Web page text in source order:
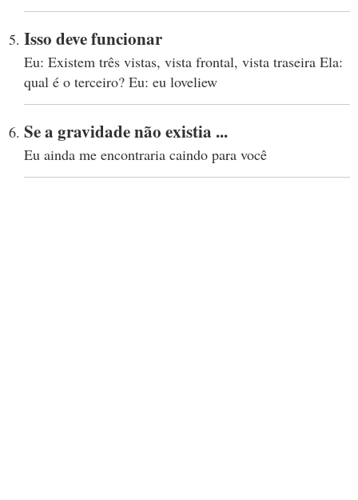
Isso deve funcionar
Eu: Existem três vistas, vista frontal, vista traseira Ela:
qual é o terceiro? Eu: eu loveliew
Se a gravidade não existia ...
Eu ainda me encontraria caindo para você